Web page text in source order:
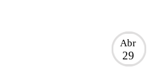
Abr
29